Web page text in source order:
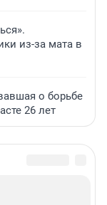
из-за мата в
о борьбе
26 лет